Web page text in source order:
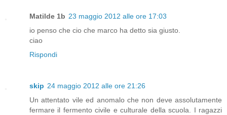
Matilde 1b 23 maggio 2012 alle ore 17:03
io penso che cio che marco ha detto sia giusto.
ciao
Rispondi
skip 24 maggio 2012 alle ore 21:26
Un attentato vile ed anomalo che non deve assolutamente
fermare il fermento civile e culturale della scuola. I ragazzi